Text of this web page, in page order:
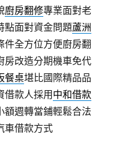
廚房翻修專業面對老
點面對資金問題蘆洲
件全方位方便廚房翻
房改造分期機車免代
餐桌堪比國際精品品
借款人採用中和借款
額週轉當鋪輕鬆合法
車借款方式